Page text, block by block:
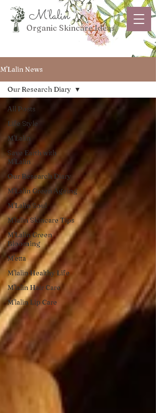
Organic Skincare Ideas
M'lalin
M'Lalin News
All Posts
Life Style
M'Lalin
Save Earth with
M'Lalin
Our Research Diary
M'Lalin Green Ageing
M'Lalin Soul
M'lalin Skincare Tips
M'Lalin Green
Blooming
M'etta
M'lalin Healthy Life
M'lalin Hair Care
M'lalin Lip Care
Our Research Diary